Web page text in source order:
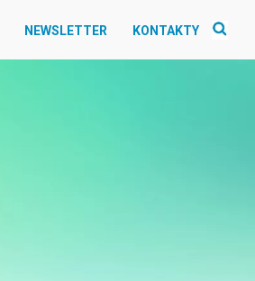
NEWSLETTER KONTAKTY